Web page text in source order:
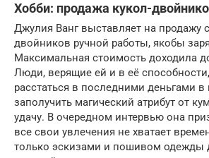
Хобби: продажа кукол-
Джулия Ванг выставляет на продажу
двойников ручной работы, якобы
Максимальная стоимость доходила
Люди, верящие ей и в её
расстаться в последними деньгами
заполучить магический атрибут от
удачу. В очередном интервью она
все свои увлечения не хватает
только эскизами и пошивом одежды